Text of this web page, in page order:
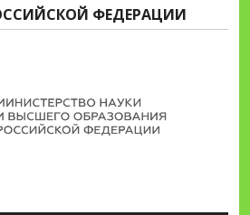
ФЕДЕРАЦИИ